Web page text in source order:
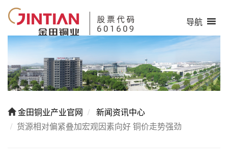
导航
金田铜业产业官网
新闻资讯中心
货源相对偏紧叠加宏观因素向好 铜价走势强劲